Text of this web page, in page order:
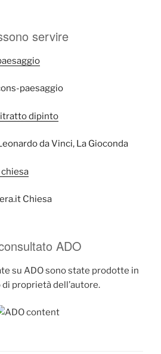
servire
dipinto
ADO
su ADO sono state prodotte in
proprietà dell’autore.